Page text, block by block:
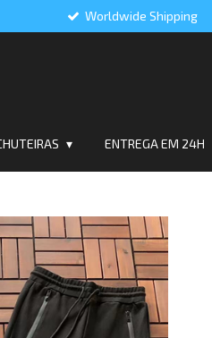
Worldwide Shipping
ENTREGA EM 24H